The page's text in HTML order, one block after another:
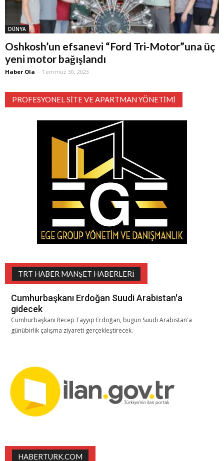
DÜNYA
Oshkosh’un efsanevi “Ford Tri-Motor”una üç
yeni motor bağışlandı
Haber Ola - Temmuz 30, 2023
PROFESYONEL SITE VE APARTMAN YÖNETIMI
TRT HABER MANŞET HABERLERI
Cumhurbaşkanı Erdoğan Suudi Arabistan'a
gidecek
Cumhurbaşkanı Recep Tayyip Erdoğan, bugün Suudi Arabistan'a
günübirlik çalışma ziyareti gerçekleştirecek.
HABERTURK.COM